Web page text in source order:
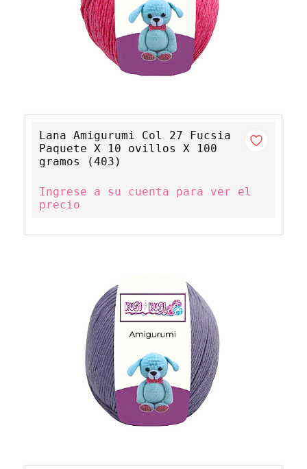
Lana Amigurumi Col 27 Fucsia
Paquete X 10 ovillos X 100
gramos (403)
Ingrese a su cuenta para ver el
precio